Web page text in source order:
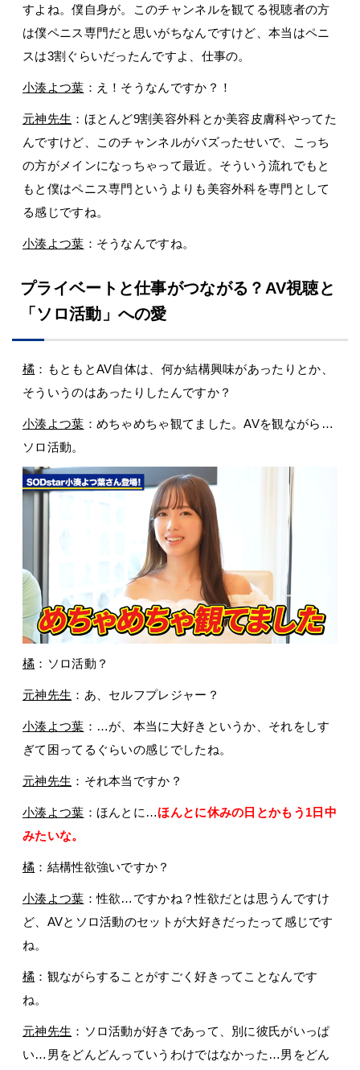
すよね。僕自身が。このチャンネルを観てる視聴者の方
は僕ペニス専門だと思いがちなんですけど、本当はペニ
スは3割ぐらいだったんですよ、仕事の。
小湊よつ葉 ：え！そうなんですか？！
元神先生 ：ほとんど9割美容外科とか美容皮膚科やってた
んですけど、このチャンネルがバズったせいで、こっち
の方がメインになっちゃって最近。そういう流れでもと
もと僕はペニス専門というよりも美容外科を専門として
る感じですね。
小湊よつ葉 ：そうなんですね。
プライベートと仕事がつながる？AV視聴と
「ソロ活動」への愛
橘 ：もともとAV自体は、何か結構興味があったりとか、
そういうのはあったりしたんですか？
小湊よつ葉 ：めちゃめちゃ観てました。AVを観ながら…
ソロ活動。
橘 ：ソロ活動？
元神先生 ：あ、セルフプレジャー？
小湊よつ葉 ：…が、本当に大好きというか、それをしす
ぎて困ってるぐらいの感じでしたね。
元神先生 ：それ本当ですか？
小湊よつ葉 ：ほんとに…ほんとに休みの日とかもう1日中
みたいな。
橘 ：結構性欲強いですか？
小湊よつ葉 ：性欲…ですかね？性欲だとは思うんですけ
ど、AVとソロ活動のセットが大好きだったって感じです
ね。
橘 ：観ながらすることがすごく好きってことなんです
ね。
元神先生 ：ソロ活動が好きであって、別に彼氏がいっぱ
い…男をどんどんっていうわけではなかった…男をどん